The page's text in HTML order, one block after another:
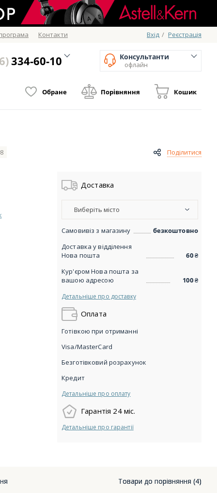
Контакти Вхід / Реєстрація
334-60-10 Консультанти
офлайн
Обране Порівняння Кошик
Поділитися
Доставка
Виберіть місто
Самовивіз з магазину
безкоштовно
Доставка у відділення
Нова пошта
60₴
Кур'єром Нова пошта за
вашою адресою
100₴
Детальніше про доставку
Оплата
Visa/MasterCard
Готівкою при отриманні
Безготівковий розрахунок
Кредит
Детальніше про оплату
Гарантія 24 міс.
Детальніше про гарантії
Товари до порівняння (4)